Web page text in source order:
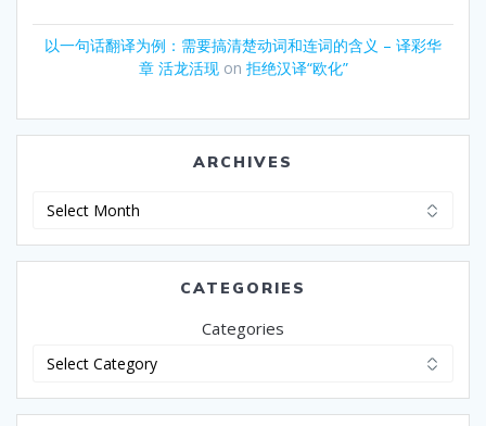
以一句话翻译为例：需要搞清楚动词和连词的含义 – 译彩华
章 活龙活现on 拒绝汉译“欧化”
ARCHIVES
Archives
CATEGORIES
Categories